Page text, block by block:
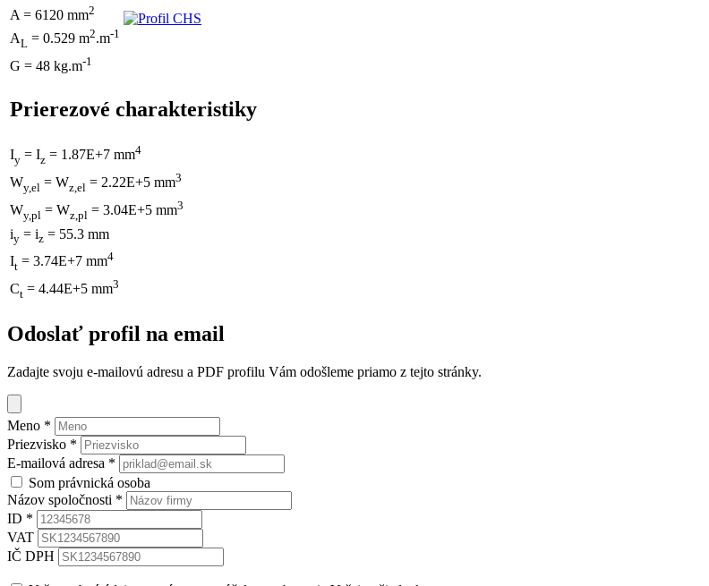
A = 6120 mm2
AL = 0.529 m2.m-1
G = 48 kg.m-1
Prierezové charakteristiky
Iy = Iz = 1.87E+7 mm4
Wy,el = Wz,el = 2.22E+5 mm3
Wy,pl = Wz,pl = 3.04E+5 mm3
iy = iz = 55.3 mm
It = 3.74E+7 mm4
Ct = 4.44E+5 mm3
Odoslať profil na email
Zadajte svoju e-mailovú adresu a PDF profilu Vám odošleme priamo z tejto stránky.
Meno *
Priezvisko *
E-mailová adresa *
Som právnická osoba
Názov spoločnosti *
ID *
VAT
IČ DPH